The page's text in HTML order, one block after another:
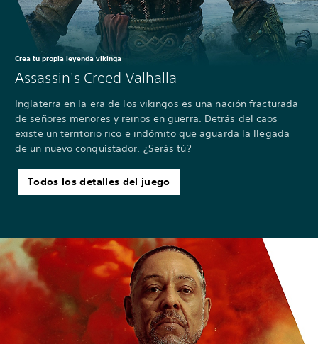
Crea tu propia leyenda vikinga
Assassin's Creed Valhalla
Inglaterra en la era de los vikingos es una nación fracturada
de señores menores y reinos en guerra. Detrás del caos
existe un territorio rico e indómito que aguarda la llegada
de un nuevo conquistador. ¿Serás tú?
Todos los detalles del juego